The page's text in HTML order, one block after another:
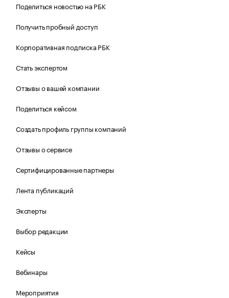
Поделиться новостью на РБК
Получить пробный доступ
Корпоративная подписка РБК
Стать экспертом
Отзывы о вашей компании
Поделиться кейсом
Создать профиль группы компаний
Отзывы о сервисе
Сертифицированные партнеры
Лента публикаций
Эксперты
Выбор редакции
Кейсы
Вебинары
Мероприятия